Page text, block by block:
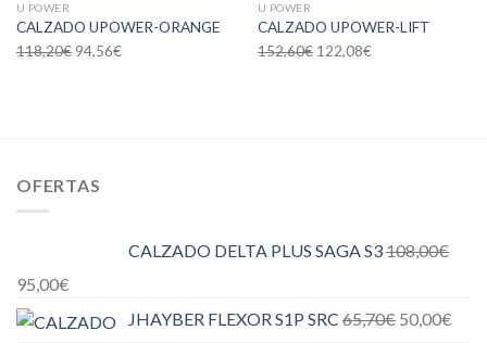
U POWER
CALZADO UPOWER-ORANGE
118,20€ 94,56€
U POWER
CALZADO UPOWER-LIFT
152,60€ 122,08€
OFERTAS
CALZADO DELTA PLUS SAGA S3108,00€
95,00€
JHAYBER FLEXOR S1P SRC 65,70€ 50,00€